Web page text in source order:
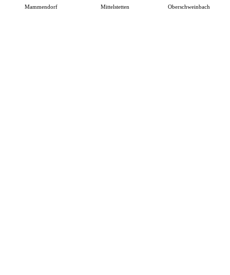
Mammendorf Mittelstetten Oberschweinbach